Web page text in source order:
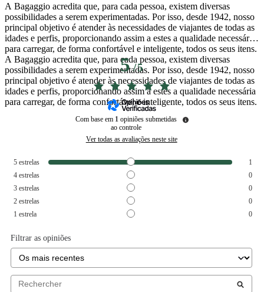
A Bagaggio acredita que, para cada pessoa, existem diversas
possibilidades a serem experimentadas. Por isso, desde 1942, nosso
principal objetivo é atender às necessidades de viajantes de todas as
idades e perfis, proporcionando assim a estes a qualidade necessária
para carregar, de forma confortável e inteligente, todos os seus itens.
A Bagaggio acredita que, para cada pessoa, existem diversas
possibilidades a serem experimentadas. Por isso, desde 1942, nosso
principal objetivo é atender às necessidades de viajantes de todas as
idades e perfis, proporcionando assim a estes a qualidade necessária
para carregar, de forma confortável e inteligente, todos os seus itens.
5/5
Com base em 1 opiniões submetidas
ao controle
Ver todas as avaliações neste site
5 estrelas
1
4 estrelas
0
3 estrelas
0
2 estrelas
0
1 estrela 0
Filtrar as opiniões